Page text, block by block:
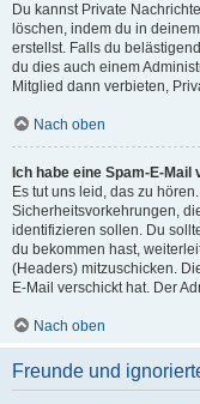
Du kannst Private
löschen, indem du in
erstellst. Falls du
du dies auch einem
Mitglied dann verbieten,
Nach oben
Ich habe eine Spam-E-
Es tut uns leid, das zu
Sicherheitsvorkehrungen,
identifizieren sollen. Du
du bekommen hast,
(Headers) mitzuschicken.
E-Mail verschickt hat. Der
Nach oben
Freunde und